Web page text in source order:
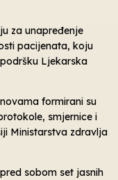
za unapređenje
pacijenata, koju
Ljekarska
formirani su
smjernice i
Ministarstva zdravlja
sobom set jasnih